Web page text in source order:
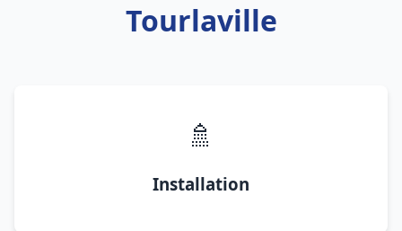
Tourlaville
🚿
Installation